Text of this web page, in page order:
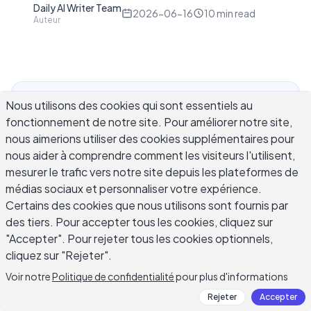
Daily AI Writer Team
Auteur
2026-06-16 10 min read
Un résumeur de manuels par IA est un outil qui
traite les chapitres denses des manuels scolaires
et produit des notes organisées, des listes de
concepts clés et des aperçus de sections que
vous pouvez réellement utiliser pour étudier. Pour
les étudiants qui traversent des centaines de
pages de lectures obligatoires, qui révisent avant
un examen semestriel ou qui essaient de tenir le
rythme avec plusieurs cours à la fois, un résumeur
de manuels par IA peut réduire considérablement
le temps entre la lecture et la compréhension. Ce
guide couvre le fonctionnement de ces outils, où
Nous utilisons des cookies qui sont essentiels au
fonctionnement de notre site. Pour améliorer notre site,
nous aimerions utiliser des cookies supplémentaires pour
nous aider à comprendre comment les visiteurs l'utilisent,
mesurer le trafic vers notre site depuis les plateformes de
médias sociaux et personnaliser votre expérience.
Certains des cookies que nous utilisons sont fournis par
des tiers. Pour accepter tous les cookies, cliquez sur
"Accepter". Pour rejeter tous les cookies optionnels,
cliquez sur "Rejeter".
Voir notrePolitique de confidentialitépour plus d'informations
Rejeter Accepter